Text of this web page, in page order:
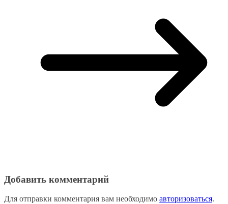
Добавить комментарий
Для отправки комментария вам необходимо авторизоваться.